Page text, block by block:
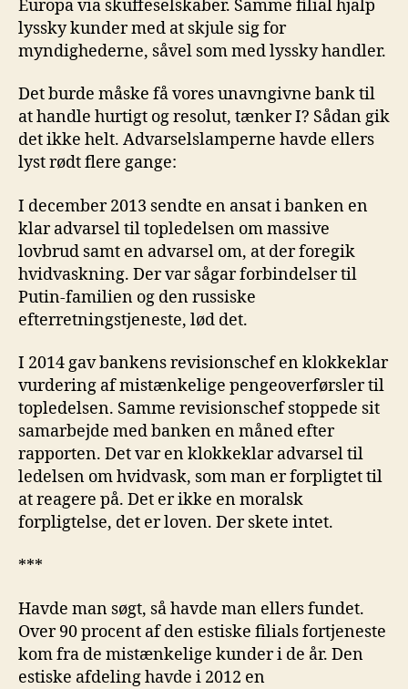
Europa via skuffeselskaber. Samme filial hjalp
lyssky kunder med at skjule sig for
myndighederne, såvel som med lyssky handler.
Det burde måske få vores unavngivne bank til
at handle hurtigt og resolut, tænker I? Sådan gik
det ikke helt. Advarselslamperne havde ellers
lyst rødt flere gange:
I december 2013 sendte en ansat i banken en
klar advarsel til topledelsen om massive
lovbrud samt en advarsel om, at der foregik
hvidvaskning. Der var sågar forbindelser til
Putin-familien og den russiske
efterretningstjeneste, lød det.
I 2014 gav bankens revisionschef en klokkeklar
vurdering af mistænkelige pengeoverførsler til
topledelsen. Samme revisionschef stoppede sit
samarbejde med banken en måned efter
rapporten. Det var en klokkeklar advarsel til
ledelsen om hvidvask, som man er forpligtet til
at reagere på. Det er ikke en moralsk
forpligtelse, det er loven. Der skete intet.
***
Havde man søgt, så havde man ellers fundet.
Over 90 procent af den estiske filials fortjeneste
kom fra de mistænkelige kunder i de år. Den
estiske afdeling havde i 2012 en